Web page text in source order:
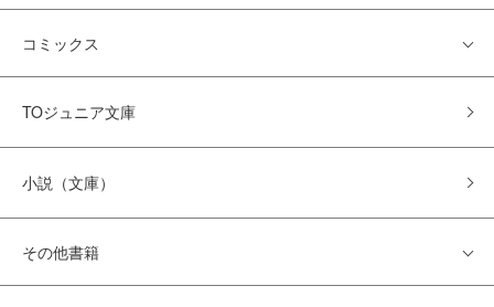
コミックス
TOジュニア文庫
小説（文庫）
その他書籍